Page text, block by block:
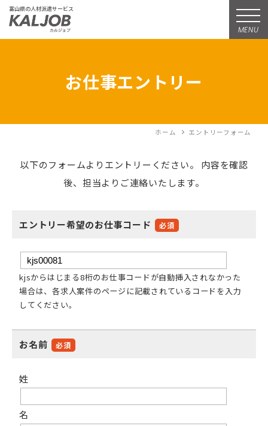
富山県の人材派遣サービス
MENU
お仕事エントリー
ホーム エントリーフォーム
以下のフォームよりエントリーください。
内容を確認
後、担当よりご連絡いたします。
エントリー希望のお仕事コード 必須
kjsからはじまる8桁のお仕事コードが自動挿入されなかった
場合は、各求人案件のページに記載されているコードを入力
してください。
お名前 必須
姓
名